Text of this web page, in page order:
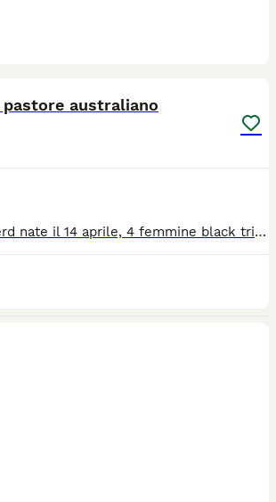
australiano
Cucciole australian shepherd nate il 14 aprile, 4 femmine black tricolor coda lunga, ottimo pedigree e linee di sangue, genitori geneticamente testati e lastrati, entrambi totalmente esenti. I cuccioli sono allevati in casa, socializzati con cani e gatti e con un minimo di educazione, comandi base e abituazione alla passeggiata al guinzaglio. Vengono ceduti vaccinati, sverminati, microchippati, con pedigree Enci e visita oculistica certificata FSA. I cuccioli possono anche essere prenotati e ritirati dopo l'estate per chi avesse questa esigenza